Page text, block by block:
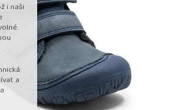
i naši
a